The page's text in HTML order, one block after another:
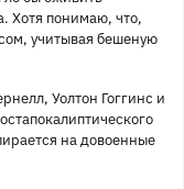
Хотя понимаю, что,
учитывая бешеную
Уолтон Гоггинс и
на довоенные